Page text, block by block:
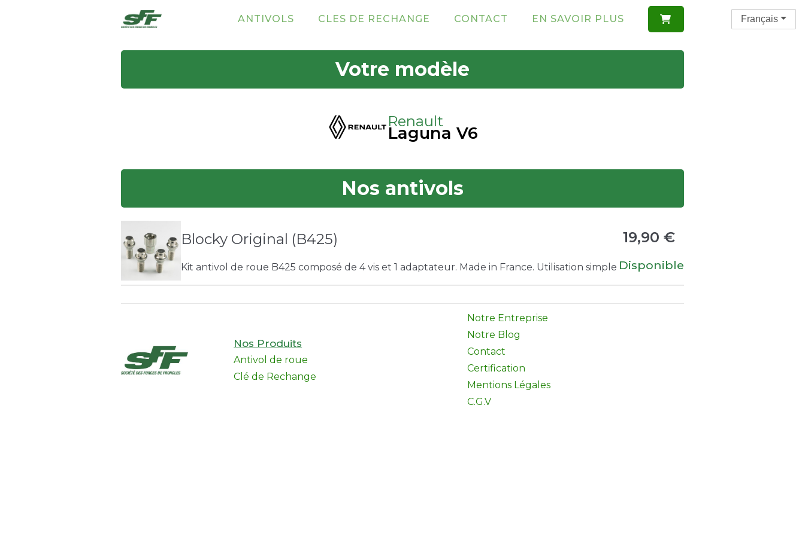
ANTIVOLS CLES DE RECHANGE CONTACT EN SAVOIR PLUS 
Votre modèle
Renault
Laguna V6
Nos antivols
Blocky Original (B425)
Kit antivol de roue B425 composé de 4 vis et 1 adaptateur. Made in France. Utilisation simple
19,90 €
Disponible
Nos Produits
Antivol de roue
Clé de Rechange
Notre Entreprise
Notre Blog
Contact
Certification
Mentions Légales
C.G.V
Français